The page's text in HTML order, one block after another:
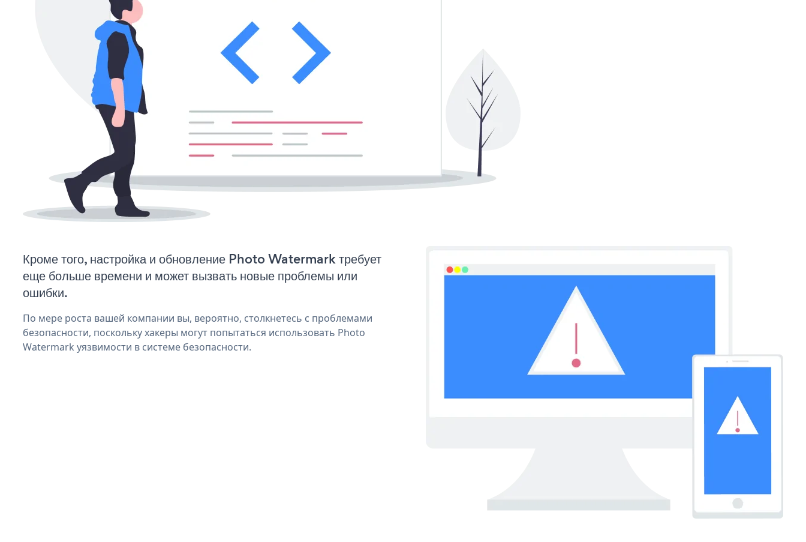
Кроме того, настройка и обновление Photo Watermark требует
еще больше времени и может вызвать новые проблемы или
ошибки.
По мере роста вашей компании вы, вероятно, столкнетесь с проблемами
безопасности, поскольку хакеры могут попытаться использовать Photo
Watermark уязвимости в системе безопасности.